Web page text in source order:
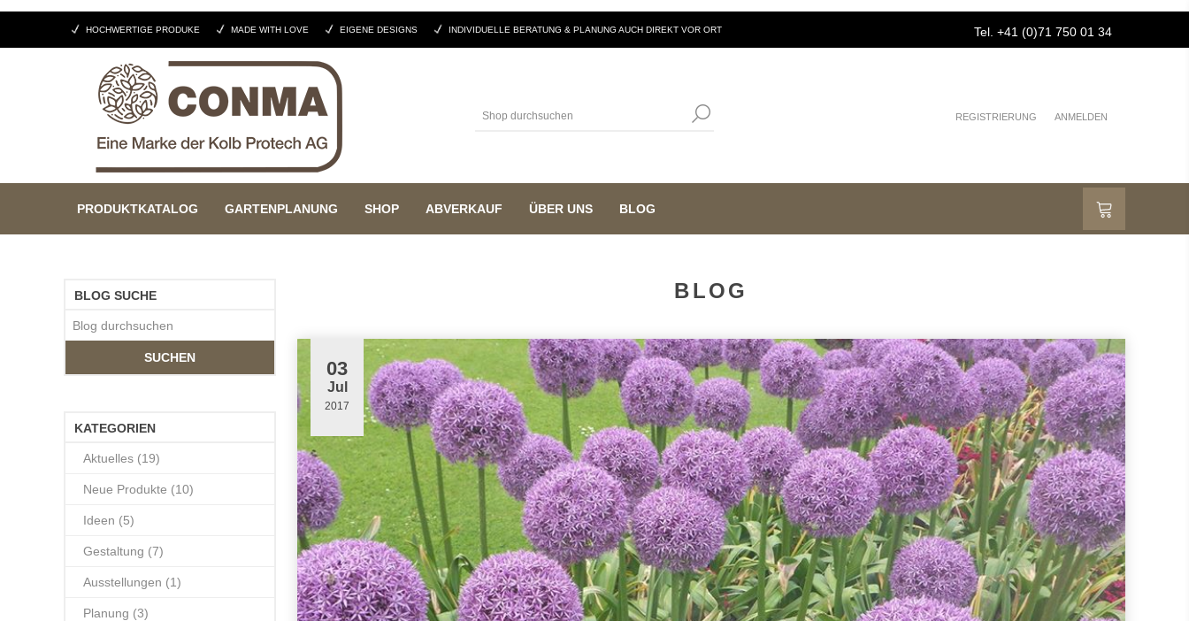
HOCHWERTIGE PRODUKE MADE WITH LOVE EIGENE DESIGNS INDIVIDUELLE BERATUNG & PLANUNG AUCH DIREKT VOR ORT Tel. +41 (0)71 750 01 34
REGISTRIERUNG ANMELDEN
PRODUKTKATALOG GARTENPLANUNG SHOP ABVERKAUF ÜBER UNS BLOG
BLOG
03
Jul
2017
BLOG SUCHE
SUCHEN
KATEGORIEN
Aktuelles (19)
Neue Produkte (10)
Ideen (5)
Gestaltung (7)
Ausstellungen (1)
Planung (3)